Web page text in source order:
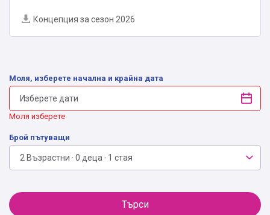
Концепция за сезон 2026
Моля, изберете начална и крайна дата
Моля изберете
Брой пътуващи
2 Възрастни · 0 деца · 1 стая
Търси